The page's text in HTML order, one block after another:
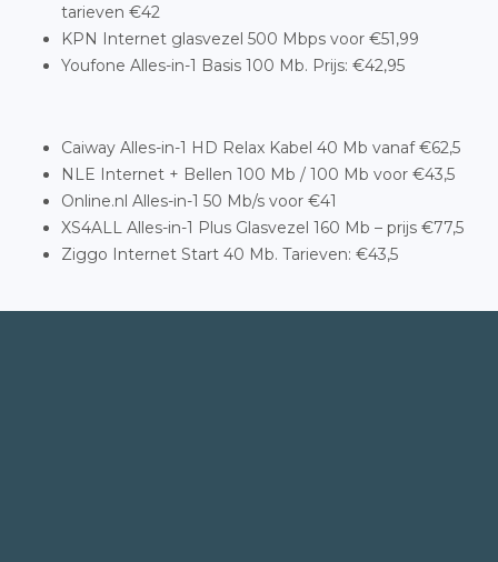
tarieven €42
KPN Internet glasvezel 500 Mbps voor €51,99
Youfone Alles-in-1 Basis 100 Mb. Prijs: €42,95
Caiway Alles-in-1 HD Relax Kabel 40 Mb vanaf €62,5
NLE Internet + Bellen 100 Mb / 100 Mb voor €43,5
Online.nl Alles-in-1 50 Mb/s voor €41
XS4ALL Alles-in-1 Plus Glasvezel 160 Mb – prijs €77,5
Ziggo Internet Start 40 Mb. Tarieven: €43,5